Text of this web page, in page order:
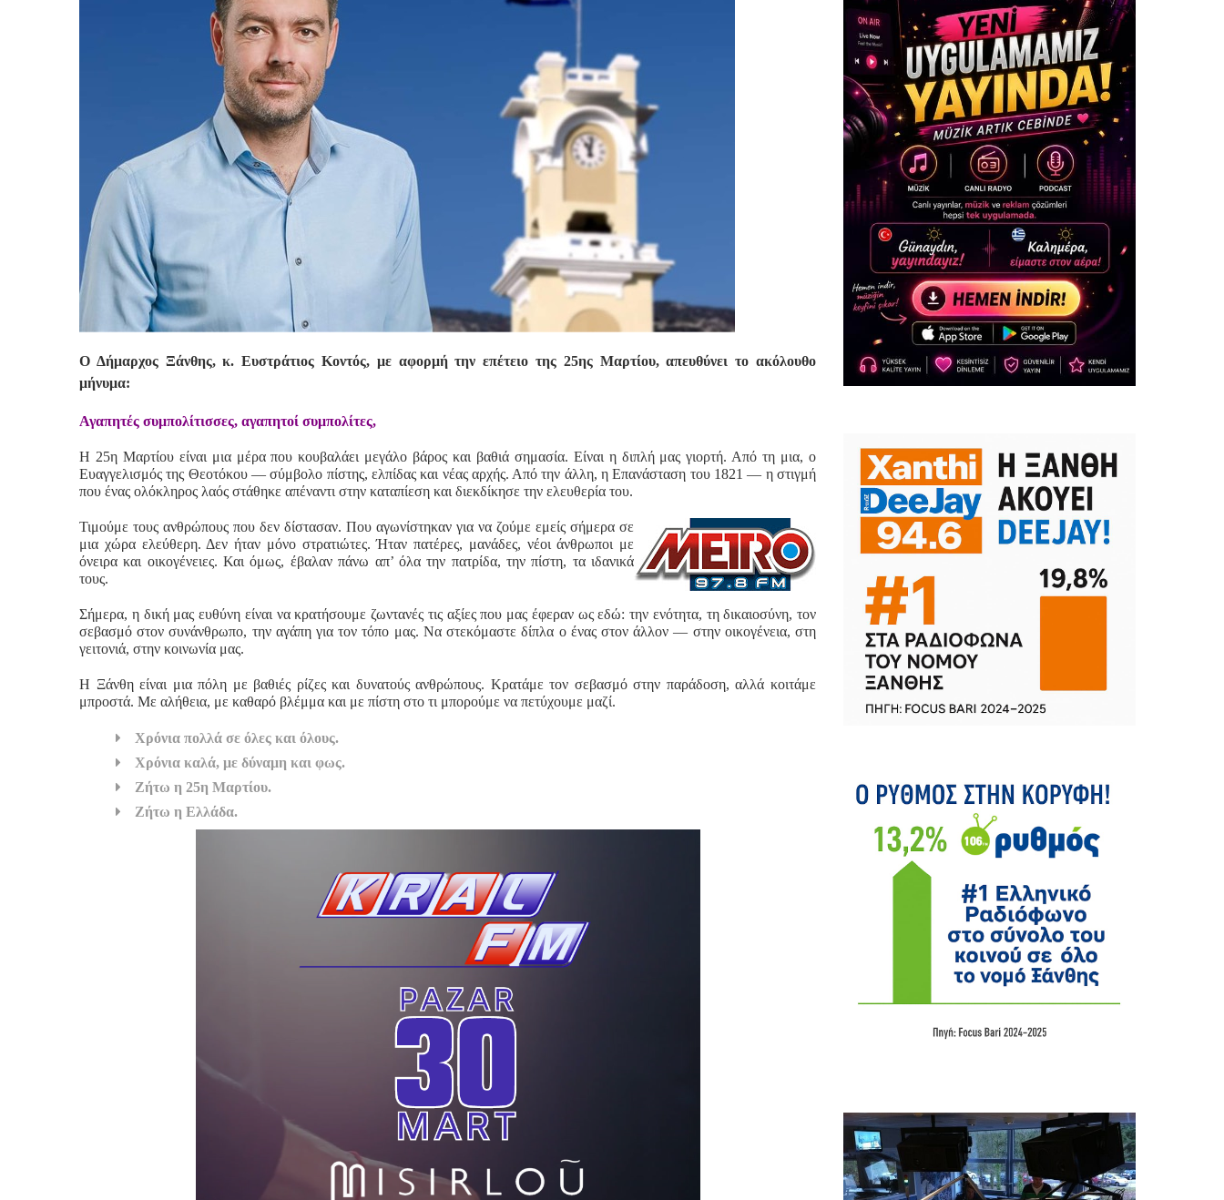
Ο Δήμαρχος Ξάνθης, κ. Ευστράτιος Κοντός, με αφορμή την επέτειο της 25ης Μαρτίου, απευθύνει το ακόλουθο
μήνυμα:
Αγαπητές συμπολίτισσες, αγαπητοί συμπολίτες,
Η 25η Μαρτίου είναι μια μέρα που κουβαλάει μεγάλο βάρος και βαθιά σημασία. Είναι η διπλή μας γιορτή. Από τη μια, ο
Ευαγγελισμός της Θεοτόκου — σύμβολο πίστης, ελπίδας και νέας αρχής. Από την άλλη, η Επανάσταση του 1821 — η στιγμή
που ένας ολόκληρος λαός στάθηκε απέναντι στην καταπίεση και διεκδίκησε την ελευθερία του.
Τιμούμε τους ανθρώπους που δεν δίστασαν. Που αγωνίστηκαν για να ζούμε εμείς σήμερα σε
μια χώρα ελεύθερη. Δεν ήταν μόνο στρατιώτες. Ήταν πατέρες, μανάδες, νέοι άνθρωποι με
όνειρα και οικογένειες. Και όμως, έβαλαν πάνω απ’ όλα την πατρίδα, την πίστη, τα ιδανικά
τους.
Σήμερα, η δική μας ευθύνη είναι να κρατήσουμε ζωντανές τις αξίες που μας έφεραν ως εδώ: την ενότητα, τη δικαιοσύνη, τον
σεβασμό στον συνάνθρωπο, την αγάπη για τον τόπο μας. Να στεκόμαστε δίπλα ο ένας στον άλλον — στην οικογένεια, στη
γειτονιά, στην κοινωνία μας.
Η Ξάνθη είναι μια πόλη με βαθιές ρίζες και δυνατούς ανθρώπους. Κρατάμε τον σεβασμό στην παράδοση, αλλά κοιτάμε
μπροστά. Με αλήθεια, με καθαρό βλέμμα και με πίστη στο τι μπορούμε να πετύχουμε μαζί.
Χρόνια πολλά σε όλες και όλους.
Χρόνια καλά, με δύναμη και φως.
Ζήτω η 25η Μαρτίου.
Ζήτω η Ελλάδα.